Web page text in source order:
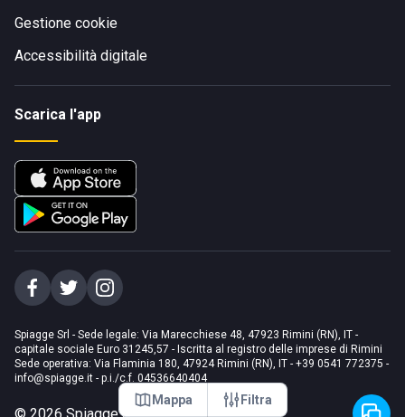
Mappa Filtra
Gestione cookie
Accessibilità digitale
Scarica l'app
Spiagge Srl - Sede legale: Via Marecchiese 48, 47923 Rimini (RN), IT -
capitale sociale Euro 31245,57 - Iscritta al registro delle imprese di Rimini
Sede operativa: Via Flaminia 180, 47924 Rimini (RN), IT - +39 0541 772375 -
info@spiagge.it - p.i./c.f. 04536640404